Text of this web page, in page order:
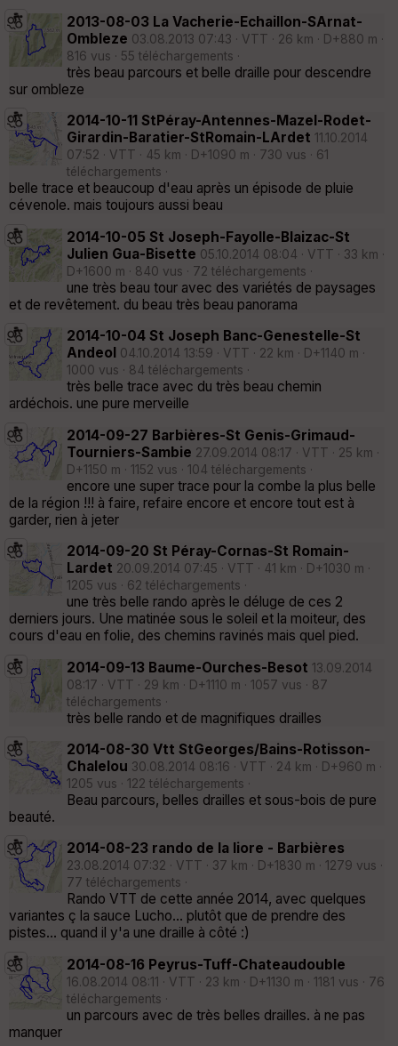
2013-08-03 La Vacherie-Echaillon-SArnat-
Ombleze 03.08.2013 07:43 · VTT · 26 km · D+880 m ·
816 vus · 55 téléchargements ·
très beau parcours et belle draille pour descendre
sur ombleze
2014-10-11 StPéray-Antennes-Mazel-Rodet-
Girardin-Baratier-StRomain-LArdet 11.10.2014
07:52 · VTT · 45 km · D+1090 m · 730 vus · 61
téléchargements ·
belle trace et beaucoup d'eau après un épisode de pluie
cévenole. mais toujours aussi beau
2014-10-05 St Joseph-Fayolle-Blaizac-St
Julien Gua-Bisette 05.10.2014 08:04 · VTT · 33 km ·
D+1600 m · 840 vus · 72 téléchargements ·
une très beau tour avec des variétés de paysages
et de revêtement. du beau très beau panorama
2014-10-04 St Joseph Banc-Genestelle-St
Andeol 04.10.2014 13:59 · VTT · 22 km · D+1140 m ·
1000 vus · 84 téléchargements ·
très belle trace avec du très beau chemin
ardéchois. une pure merveille
2014-09-27 Barbières-St Genis-Grimaud-
Tourniers-Sambie 27.09.2014 08:17 · VTT · 25 km ·
D+1150 m · 1152 vus · 104 téléchargements ·
encore une super trace pour la combe la plus belle
de la région !!! à faire, refaire encore et encore tout est à
garder, rien à jeter
2014-09-20 St Péray-Cornas-St Romain-
Lardet 20.09.2014 07:45 · VTT · 41 km · D+1030 m ·
1205 vus · 62 téléchargements ·
une très belle rando après le déluge de ces 2
derniers jours. Une matinée sous le soleil et la moiteur, des
cours d'eau en folie, des chemins ravinés mais quel pied.
2014-09-13 Baume-Ourches-Besot 13.09.2014
08:17 · VTT · 29 km · D+1110 m · 1057 vus · 87
téléchargements ·
très belle rando et de magnifiques drailles
2014-08-30 Vtt StGeorges/Bains-Rotisson-
Chalelou 30.08.2014 08:16 · VTT · 24 km · D+960 m ·
1205 vus · 122 téléchargements ·
Beau parcours, belles drailles et sous-bois de pure
beauté.
2014-08-23 rando de la liore - Barbières
23.08.2014 07:32 · VTT · 37 km · D+1830 m · 1279 vus ·
77 téléchargements ·
Rando VTT de cette année 2014, avec quelques
variantes ç la sauce Lucho... plutôt que de prendre des
pistes... quand il y'a une draille à côté :)
2014-08-16 Peyrus-Tuff-Chateaudouble
16.08.2014 08:11 · VTT · 23 km · D+1130 m · 1181 vus · 76
téléchargements ·
un parcours avec de très belles drailles. à ne pas
manquer